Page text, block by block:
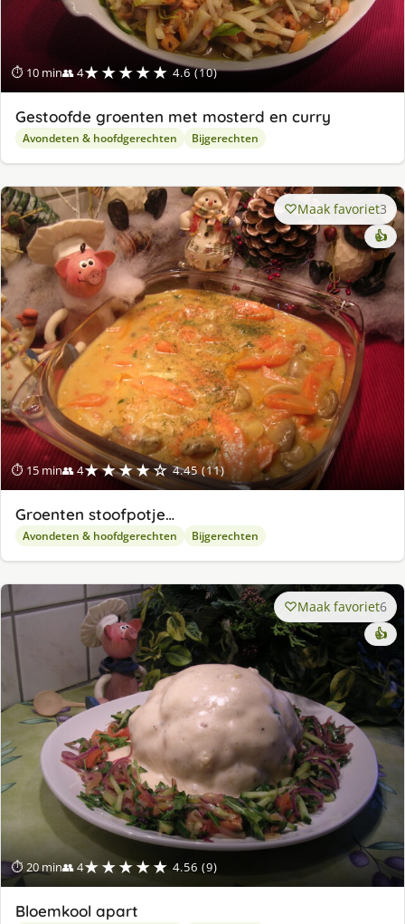
⏱ 10 min👥 4★★★★★ 4.6 (10)
Gestoofde groenten met mosterd en curry
Avondeten & hoofdgerechten Bijgerechten
⏱ 15 min👥 4★★★★☆ 4.45 (11)
Maak favoriet3
👍
Groenten stoofpotje…
Avondeten & hoofdgerechten Bijgerechten
⏱ 20 min👥 4★★★★★ 4.56 (9)
Maak favoriet6
👍
Bloemkool apart